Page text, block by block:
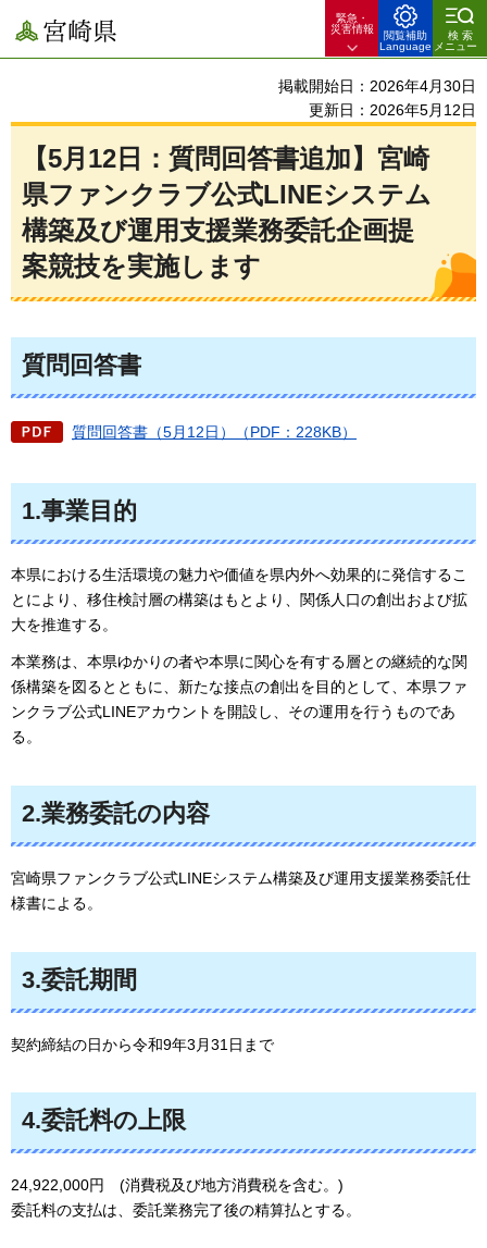
宮崎県
緊急・
災害情報
閲覧補助
Language
検索
メニュー
掲載開始日：2026年4月30日
更新日：2026年5月12日
【5月12日：質問回答書追加】宮崎
県ファンクラブ公式LINEシステム
構築及び運用支援業務委託企画提
案競技を実施します
質問回答書
質問回答書（5月12日）（PDF：228KB）
1.事業目的
本県における生活環境の魅力や価値を県内外へ効果的に発信するこ
とにより、移住検討層の構築はもとより、関係人口の創出および拡
大を推進する。
本業務は、本県ゆかりの者や本県に関心を有する層との継続的な関
係構築を図るとともに、新たな接点の創出を目的として、本県ファ
ンクラブ公式LINEアカウントを開設し、その運用を行うものであ
る。
2.業務委託の内容
宮崎県ファンクラブ公式LINEシステム構築及び運用支援業務委託仕
様書による。
3.委託期間
契約締結の日から令和9年3月31日まで
4.委託料の上限
24,922,000円 (消費税及び地方消費税を含む。)
委託料の支払は、委託業務完了後の精算払とする。